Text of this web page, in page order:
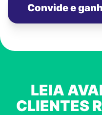
Convide e
LEIA
CLIENTES